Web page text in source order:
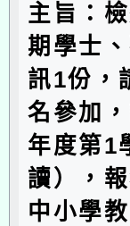
主旨：
期學士
訊1份，
名參加
年度第1
讀），
中小學